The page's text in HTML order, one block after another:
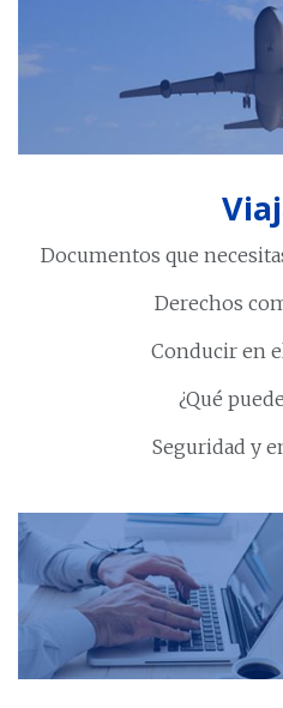
Documentos que
Derechos
Conducir en
¿Qué
Seguridad y